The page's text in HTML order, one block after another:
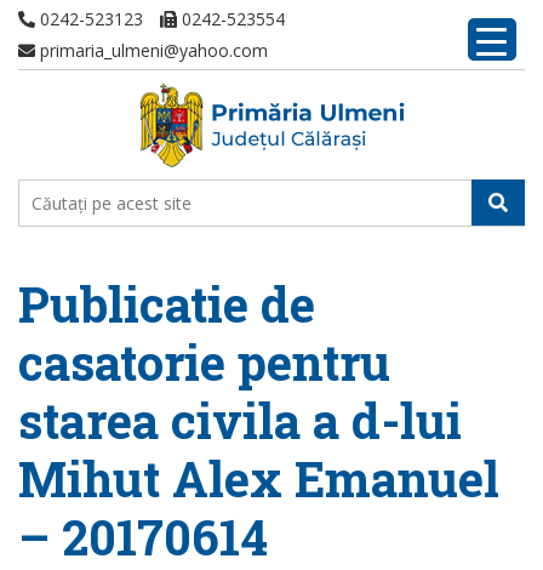
0242-523123
0242-523554
primaria_ulmeni@yahoo.com
Publicatie de
casatorie pentru
starea civila a d-lui
Mihut Alex Emanuel
– 20170614